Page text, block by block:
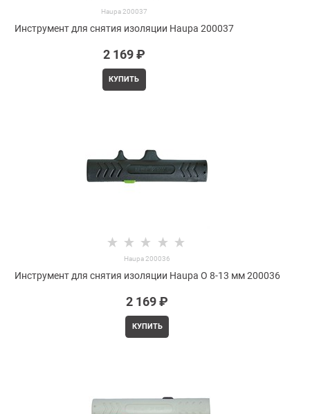
Haupa 200037
Инструмент для снятия изоляции Haupa 200037
2 169 ₽
КУПИТЬ
Haupa 200036
Инструмент для снятия изоляции Haupa O 8-13 мм 200036
2 169 ₽
КУПИТЬ